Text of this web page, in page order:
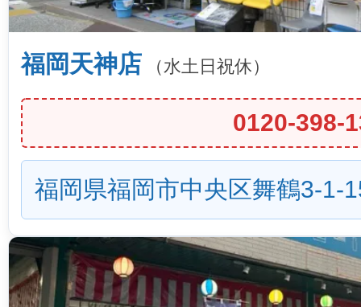
福岡天神店 （水土日祝休）
0120-398-
福岡県福岡市中央区舞鶴3-1-